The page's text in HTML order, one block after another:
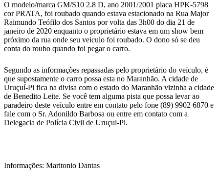
O modelo/marca GM/S10 2.8 D, ano 2001/2001 placa HPK-5798
cor PRATA, foi roubado quando estava estacionado na Rua Major
Raimundo Teófilo dos Santos por volta das 3h00 do dia 21 de
janeiro de 2020 enquanto o proprietário estava em um show bem
próximo da rua onde seu veiculo foi roubado. O dono só se deu
conta do roubo quando foi pegar o carro.
Segundo as informações repassadas pelo proprietário do veículo, é
que supostamente o carro possa esta no Maranhão. A cidade de
Uruçuí-Pi fica na divisa com o estado do Maranhão vizinha a cidade
de Benedito Leite. Se você tem alguma pista que possa levar ao
paradeiro deste veículo entre em contato pelo fone (89) 9902 6870 e
fale com o Sr. Adonildo Barbosa ou entre em contato com a
Delegacia de Polícia Civil de Uruçui-Pi.
Informações: Maritonio Dantas